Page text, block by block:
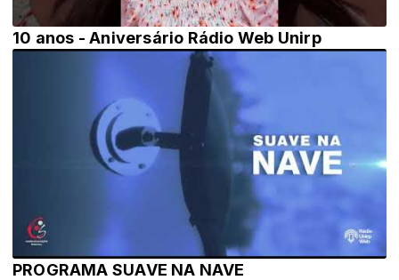
10 anos - Aniversário Rádio Web Unirp
PROGRAMA SUAVE NA NAVE